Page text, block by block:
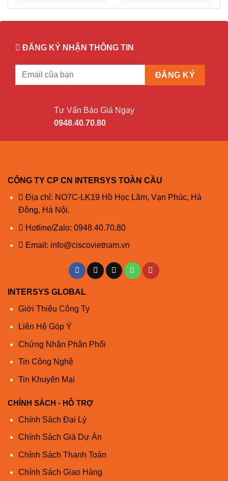
ĐĂNG KÝ NHẬN THÔNG TIN
Tư Vấn Báo Giá Ngay
0948.40.70.80
CÔNG TY CP CN INTERSYS TOÀN CẦU
Địa chỉ: NO7C-LK19 Hồ Học Lãm, Vạn Phúc, Hà
Đông, Hà Nội.
Hotline/Zalo: 0948.40.70.80
Email: info@ciscovietnam.vn
INTERSYS GLOBAL
Giới Thiệu Công Ty
Liên Hệ Góp Ý
Chứng Nhận Phân Phối
Tin Công Nghệ
Tin Khuyến Mại
CHÍNH SÁCH - HỖ TRỢ
Chính Sách Đại Lý
Chính Sách Giá Dự Án
Chính Sách Thanh Toán
Chính Sách Giao Hàng